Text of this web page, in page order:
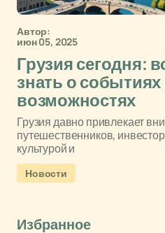
Автор:
июн 05, 2025
Грузия сегодня:
знать о событиях
возможностях
Грузия давно привлекает
путешественников,
культурой и
Новости
Избранное